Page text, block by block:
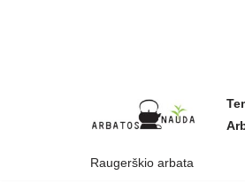
Raugerškio arbata